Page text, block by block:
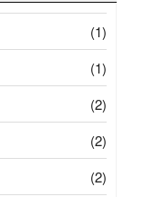
(1)
(1)
(2)
(2)
(2)